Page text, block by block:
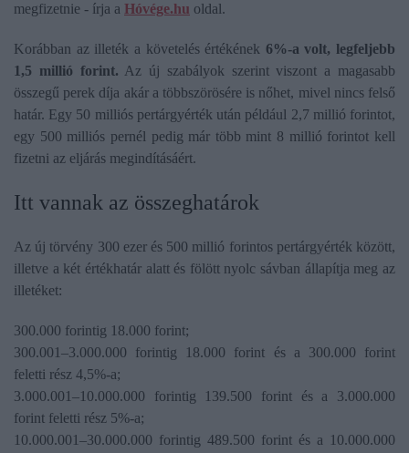
megfizetnie - írja a Hóvége.hu oldal.
Korábban az illeték a követelés értékének 6%-a volt, legfeljebb
1,5 millió forint. Az új szabályok szerint viszont a magasabb
összegű perek díja akár a többszörösére is nőhet, mivel nincs felső
határ. Egy 50 milliós pertárgyérték után például 2,7 millió forintot,
egy 500 milliós pernél pedig már több mint 8 millió forintot kell
fizetni az eljárás megindításáért.
Itt vannak az összeghatárok
Az új törvény 300 ezer és 500 millió forintos pertárgyérték között,
illetve a két értékhatár alatt és fölött nyolc sávban állapítja meg az
illetéket:
300.000 forintig 18.000 forint;
300.001–3.000.000 forintig 18.000 forint és a 300.000 forint
feletti rész 4,5%-a;
3.000.001–10.000.000 forintig 139.500 forint és a 3.000.000
forint feletti rész 5%-a;
10.000.001–30.000.000 forintig 489.500 forint és a 10.000.000